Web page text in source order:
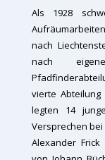
Als 1928
nach
nach
vierte
legten 14
Versprechen
Alexander